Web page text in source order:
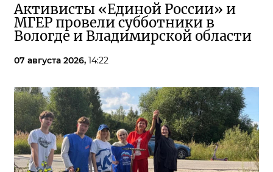
Активисты «Единой России» и
МГЕР провели субботники в
Вологде и Владимирской области
07 августа 2026, 14:22